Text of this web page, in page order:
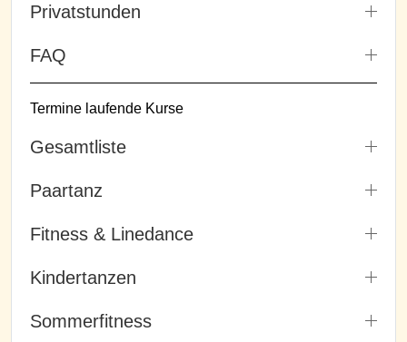
Privatstunden
FAQ
Termine laufende Kurse
Gesamtliste
Paartanz
Fitness & Linedance
Kindertanzen
Sommerfitness